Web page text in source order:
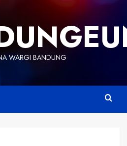
WARGI BANDUNG